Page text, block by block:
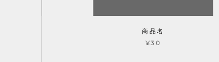
商品名
¥30